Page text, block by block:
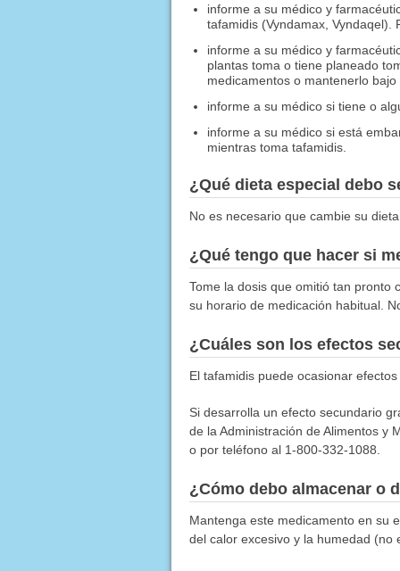
informe a su médico y
tafamidis (Vyndamax,
informe a su médico y
plantas toma o tiene planeado
medicamentos o mantenerlo
informe a su médico si tiene o
informe a su médico si está
mientras toma tafamidis.
¿Qué dieta especial debo
No es necesario que cambie su
¿Qué tengo que hacer si
Tome la dosis que omitió tan pronto
su horario de medicación habitual.
¿Cuáles son los efectos
El tafamidis puede ocasionar
Si desarrolla un efecto secundario
de la Administración de Alimentos y
o por teléfono al 1-800-332-1088.
¿Cómo debo almacenar o
Mantenga este medicamento en su
del calor excesivo y la humedad (no